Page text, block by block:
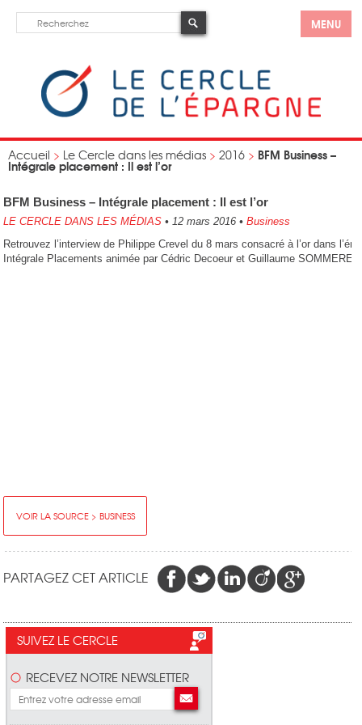
MENU
Accueil > Le Cercle dans les médias > 2016 > BFM Business –
Intégrale placement : Il est l’or
BFM Business – Intégrale placement : Il est l’or
LE CERCLE DANS LES MÉDIAS • 12 mars 2016• Business
Retrouvez l’interview de Philippe Crevel du 8 mars consacré à l’or dans
Intégrale Placements animée par Cédric Decoeur et Guillaume
VOIR LA SOURCE > BUSINESS
PARTAGEZ CET ARTICLE
SUIVEZ LE CERCLE
RECEVEZ NOTRE NEWSLETTER